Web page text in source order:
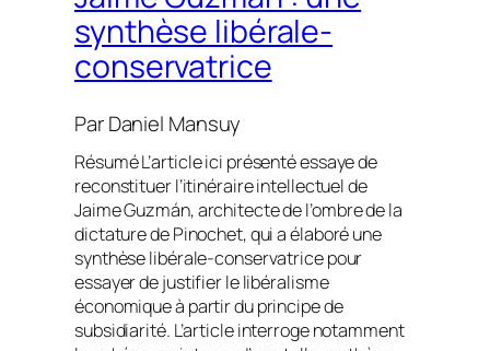
synthèse libérale-
conservatrice
ParDaniel Mansuy
Résumé L’article ici présenté essaye de
reconstituer l’itinéraire intellectuel de
Jaime Guzmán, architecte de l’ombre de la
dictature de Pinochet, qui a élaboré une
synthèse libérale-conservatrice pour
essayer de justifier le libéralisme
économique à partir du principe de
subsidiarité. L’article interroge notamment